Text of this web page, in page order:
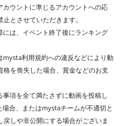
ウントに準じるアカウントへの応
とさせていただきます。
は、イベント終了後にランキング
利用規約への違反などにより動
を喪失した場合、賞金などのお支
項を全て満たさずに動画を投稿し
合、またはmystaチームが不適切と
しや非公開にする場合がございま